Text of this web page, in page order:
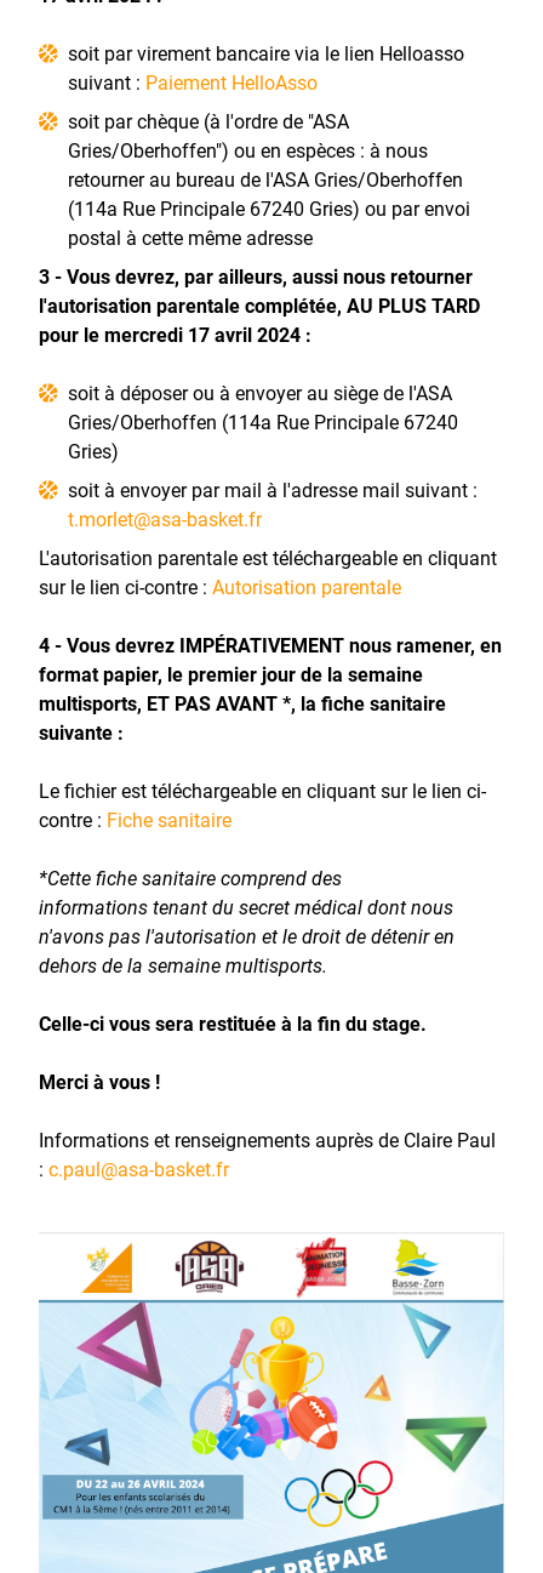
soit par virement bancaire via le lien Helloasso
suivant : Paiement HelloAsso
soit par chèque (à l'ordre de "ASA
Gries/Oberhoffen") ou en espèces : à nous
retourner au bureau de l'ASA Gries/Oberhoffen
(114a Rue Principale 67240 Gries) ou par envoi
postal à cette même adresse
3 - Vous devrez, par ailleurs, aussi nous retourner
l'autorisation parentale complétée, AU PLUS TARD
pour le mercredi 17 avril 2024 :
soit à déposer ou à envoyer au siège de l'ASA
Gries/Oberhoffen (114a Rue Principale 67240
Gries)
soit à envoyer par mail à l'adresse mail suivant :
t.morlet@asa-basket.fr
L'autorisation parentale est téléchargeable en cliquant
sur le lien ci-contre : Autorisation parentale
4 - Vous devrez IMPÉRATIVEMENT nous ramener, en
format papier, le premier jour de la semaine
multisports, ET PAS AVANT *, la fiche sanitaire
suivante :
Le fichier est téléchargeable en cliquant sur le lien ci-
contre : Fiche sanitaire
*Cette fiche sanitaire comprend des
informations tenant du secret médical dont nous
n'avons pas l'autorisation et le droit de détenir en
dehors de la semaine multisports.
Celle-ci vous sera restituée à la fin du stage.
Merci à vous !
Informations et renseignements auprès de Claire Paul
: c.paul@asa-basket.fr